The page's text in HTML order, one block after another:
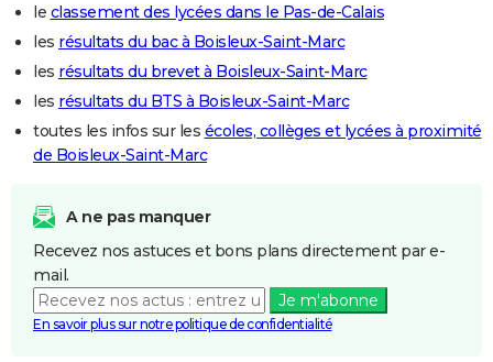
le classement des lycées dans le Pas-de-Calais
les résultats du bac à Boisleux-Saint-Marc
les résultats du brevet à Boisleux-Saint-Marc
les résultats du BTS à Boisleux-Saint-Marc
toutes les infos sur les écoles, collèges et lycées à proximité
de Boisleux-Saint-Marc
A ne pas manquer
Recevez nos astuces et bons plans directement par e-
mail.
Je m'abonne
En savoir plus sur notre politique de confidentialité